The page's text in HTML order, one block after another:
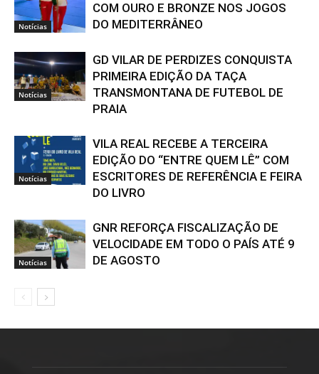
Notícias
COM OURO E BRONZE NOS JOGOS
DO MEDITERRÂNEO
Notícias
GD VILAR DE PERDIZES CONQUISTA
PRIMEIRA EDIÇÃO DA TAÇA
TRANSMONTANA DE FUTEBOL DE
PRAIA
Notícias
VILA REAL RECEBE A TERCEIRA
EDIÇÃO DO “ENTRE QUEM LÊ” COM
ESCRITORES DE REFERÊNCIA E FEIRA
DO LIVRO
Notícias
GNR REFORÇA FISCALIZAÇÃO DE
VELOCIDADE EM TODO O PAÍS ATÉ 9
DE AGOSTO